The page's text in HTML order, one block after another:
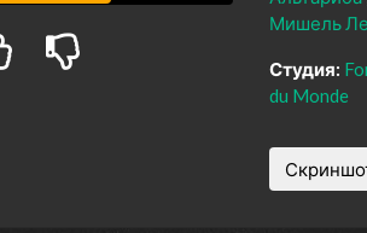
Мишель
Студия:
du Monde